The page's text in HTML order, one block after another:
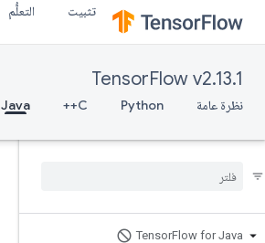
تثبيت التعلُّم
TensorFlow v2.13.1
نظرة عامة Python
C++
Java
TensorFlow for Java